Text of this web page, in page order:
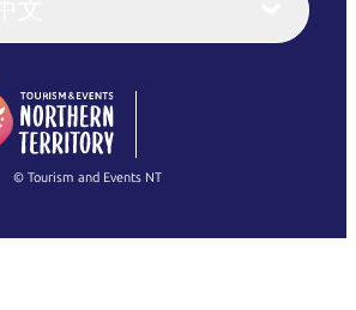
繁體中文
© Tourism and Events NT